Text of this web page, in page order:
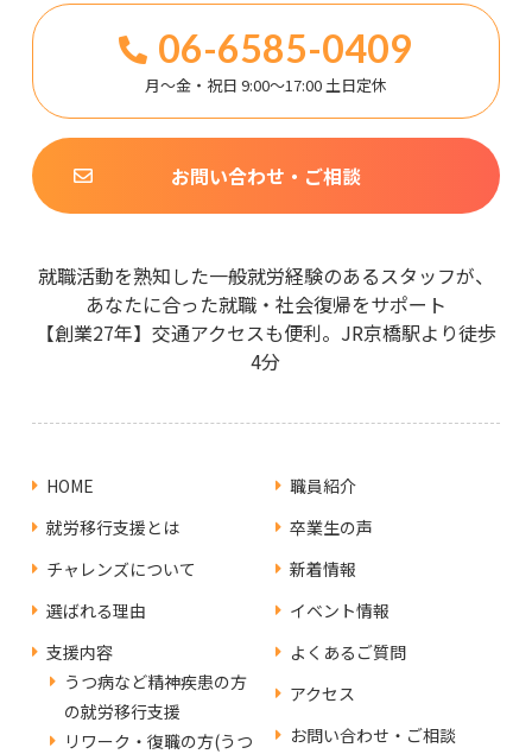
06-6585-0409
月～金・祝日 9:00～17:00 土日定休
お問い合わせ・ご相談
就職活動を熟知した一般就労経験のあるスタッフが、
あなたに合った就職・社会復帰をサポート
【創業27年】交通アクセスも便利。JR京橋駅より徒歩
4分
HOME
就労移行支援とは
チャレンズについて
選ばれる理由
支援内容
うつ病など精神疾患の方
の就労移行支援
リワーク・復職の方(うつ
職員紹介
卒業生の声
新着情報
イベント情報
よくあるご質問
アクセス
お問い合わせ・ご相談